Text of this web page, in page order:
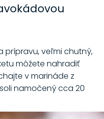
prípravu, veľmi chutný,
môžete nahradiť
v marináde z
namočený cca 20